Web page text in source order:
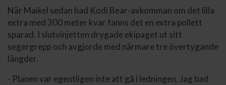
När Maikel sedan bad Kodi Bear-avkomman om det lilla
extra med 300 meter kvar fanns det en extra pollett
sparad. I slutvinjetten drygade ekipaget ut sitt
segergrepp och avgjorde med närmare tre övertygande
längder.
- Planen var egentligen inte att gå i ledningen. Jag bad